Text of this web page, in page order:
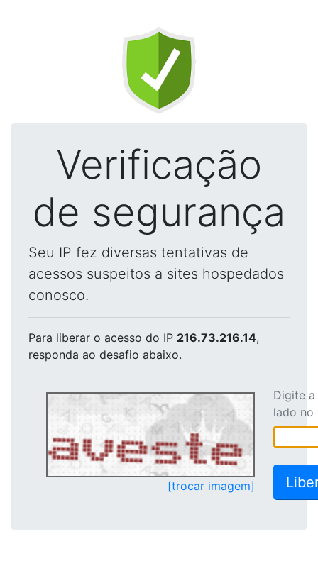
Verificação
de segurança
Seu IP fez diversas tentativas de
acessos suspeitos a sites hospedados
conosco.
Para liberar o acesso do IP 216.73.216.14,
responda ao desafio abaixo.
[trocar imagem]
Digite
lado no